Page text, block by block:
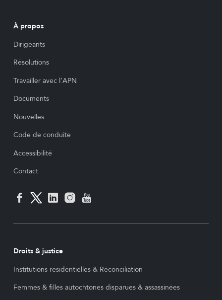
À propos
Dirigeants
Résolutions
Travailler avec l’APN
Documents
Nouvelles
Code de conduite
Accessibilité
Contact
Droits & justice
Institutions résidentielles & Réconciliation
Femmes & filles autochtones disparues & assassinées